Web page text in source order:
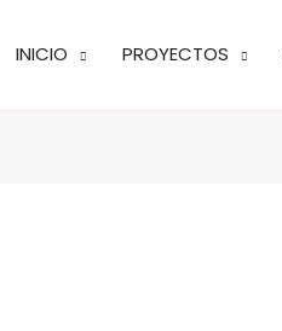
INICIO PROYECTOS